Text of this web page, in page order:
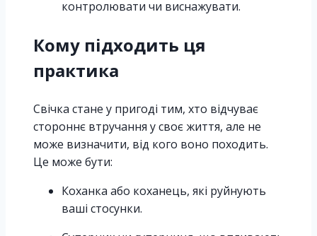
контролювати чи виснажувати.
Кому підходить ця
практика
Свічка стане у пригоді тим, хто відчуває
стороннє втручання у своє життя, але не
може визначити, від кого воно походить.
Це може бути:
Коханка або коханець, які руйнують
ваші стосунки.